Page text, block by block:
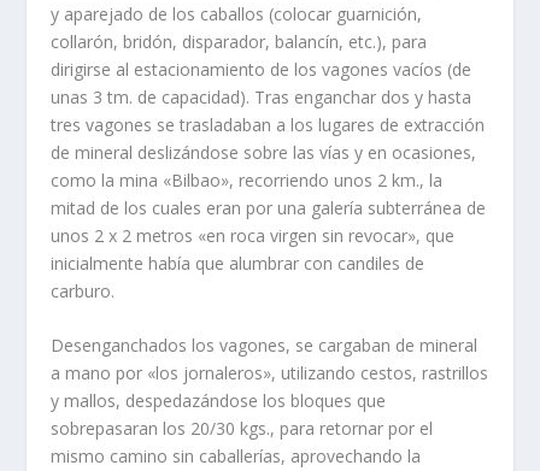
y aparejado de los caballos (colocar guarnición,
collarón, bridón, disparador, balancín, etc.), para
dirigirse al estacionamiento de los vagones vacíos (de
unas 3 tm. de capacidad). Tras enganchar dos y hasta
tres vagones se trasladaban a los lugares de extrac­ción
de mineral deslizándose sobre las vías y en ocasiones,
como la mina «Bilbao», recorriendo unos 2 km., la
mitad de los cuales eran por una ga­lería subterránea de
unos 2 x 2 metros «en roca virgen sin revocar», que
inicialmente había que alumbrar con candiles de
carburo.
Desenganchados los vagones, se cargaban de mineral
a mano por «los jornaleros», utilizando cestos, rastrillos
y mallos, despedazándose los blo­ques que
sobrepasaran los 20/30 kgs., para retornar por el
mismo camino sin caballerías, aprovechando la